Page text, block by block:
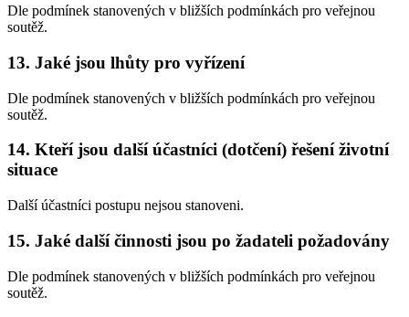
Dle podmínek stanovených v bližších podmínkách pro veřejnou
soutěž.
13. Jaké jsou lhůty pro vyřízení
Dle podmínek stanovených v bližších podmínkách pro veřejnou
soutěž.
14. Kteří jsou další účastníci (dotčení) řešení životní
situace
Další účastníci postupu nejsou stanoveni.
15. Jaké další činnosti jsou po žadateli požadovány
Dle podmínek stanovených v bližších podmínkách pro veřejnou
soutěž.